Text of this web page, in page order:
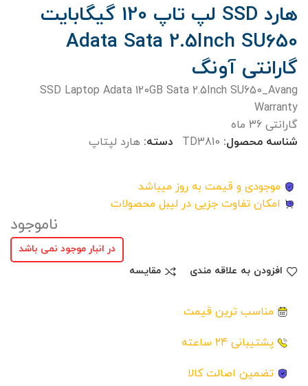
هارد SSD لپ تاپ 120 گیگابایت
Adata Sata 2.5Inch SU650
گارانتی آونگ
SSD Laptop Adata 120GB Sata 2.5Inch SU650_Avang
Warranty
گارانتی 36 ماه
شناسه محصول: TD3810 دسته: هارد لپتاپ
موجودی و قیمت به روز میباشد
امکان تفاوت جزیی در لیبل محصولات
ناموجود
در انبار موجود نمی باشد
افزودن به علاقه مندی مقایسه
مناسب ترین قیمت
پشتیبانی 24 ساعته
تضمین اصالت کالا